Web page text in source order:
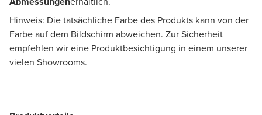
Hinweis: Die tatsächliche Farbe des Produkts kann von der
Farbe auf dem Bildschirm abweichen. Zur Sicherheit
empfehlen wir eine Produktbesichtigung in einem unserer
vielen Showrooms.